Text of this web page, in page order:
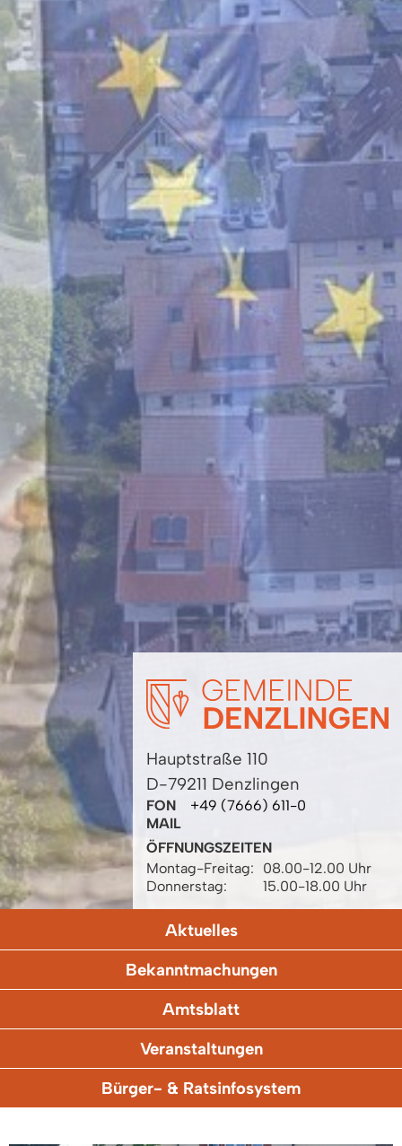
Hauptstraße 110
D-79211 Denzlingen
FON
+49 (7666) 611-0
MAIL
ÖFFNUNGSZEITEN
Montag-Freitag:
08.00-12.00 Uhr
Donnerstag:
15.00-18.00 Uhr
Aktuelles
Bekanntmachungen
Amtsblatt
Veranstaltungen
Bürger- & Ratsinfosystem